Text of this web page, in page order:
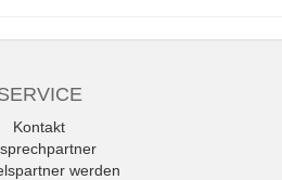
Kontakt
werden